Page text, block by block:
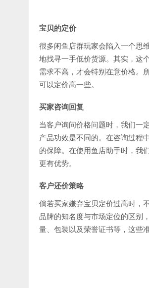
宝贝的定价
很多闲鱼店群玩家会陷入一个思
地找寻一手低价货源。其实，这
需求不高，才会特别在意价格。
可以定价高一些。
买家咨询回复
当客户询问价格问题时，我们一
产品功效是不同的。在咨询过程
的保障。在使用鱼店助手时，我
更有优势。
客户还价策略
倘若买家嫌弃宝贝定价过高时，
品牌的知名度与市场定位的区别
量、包装以及荣誉证书等，这些